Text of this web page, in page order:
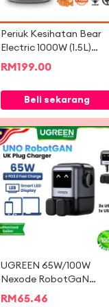
Periuk Kesihatan Bear
Electric 1000W (1.5L)
BHP-W1510
RM 199.00
Beli sekarang
UGREEN 65W/100W
Nexode RobotGaN
UNO Charger 3 Ports
RM 65.46